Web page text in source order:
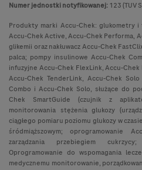
Numer jednostki notyfikowanej:123 (TUV
Produkty marki Accu-Chek: glukometry
Accu-Chek Active, Accu-Chek Performa,
glikemii oraz nakłuwacz Accu-Chek
palca; pompy insulinowe Accu-Chek
infuzyjne Accu-Chek FlexLink, Accu-
Accu-Chek TenderLink, Accu-Chek
Combo i Accu-Chek Solo, służące do
Chek SmartGuide (czujnik z
monitorowania stężenia glukozy
ciągłego pomiaru poziomu glukozy w
śródmiąższowym; oprogramowanie
zarządzania przebiegiem
Oprogramowanie do wspomagania
medycznemu monitorowanie,